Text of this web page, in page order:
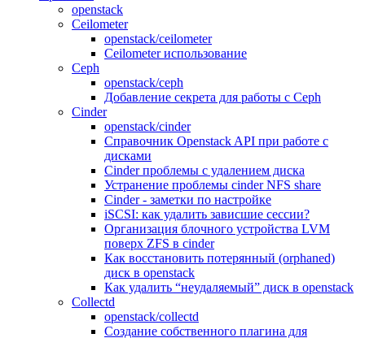
openstack
Ceilometer
openstack/ceilometer
Ceilometer использование
Ceph
openstack/ceph
Добавление секрета для работы с Ceph
Cinder
openstack/cinder
Справочник Openstack API при работе с
дисками
Cinder проблемы с удалением диска
Устранение проблемы cinder NFS share
Cinder - заметки по настройке
iSCSI: как удалить зависшие сессии?
Организация блочного устройства LVM
поверх ZFS в cinder
Как восстановить потерянный (orphaned)
диск в openstack
Как удалить “неудаляемый” диск в openstack
Collectd
openstack/collectd
Создание собственного плагина для